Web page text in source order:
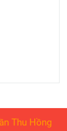
Thu Hồng